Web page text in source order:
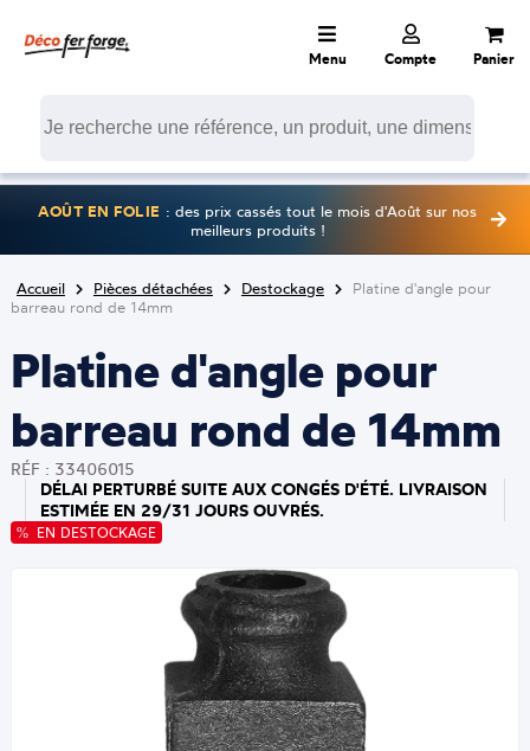
Menu Compte Panier
AOÛT EN FOLIE : des prix cassés tout le mois d'Août sur nos
meilleurs produits !
Accueil Pièces détachées Destockage
Platine d'angle pour
barreau rond de 14mm
Platine d'angle pour
barreau rond de 14mm
RÉF : 33406015
DÉLAI PERTURBÉ SUITE AUX CONGÉS D'ÉTÉ. LIVRAISON
ESTIMÉE EN 29/31 JOURS OUVRÉS.
EN DESTOCKAGE